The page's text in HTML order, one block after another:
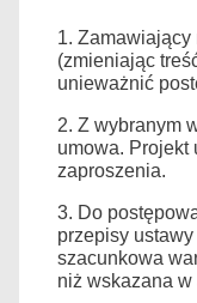
1.
(zmieniając
unieważnić
2. Z wybranym
umowa. Projekt
zaproszenia.
3. Do
przepisy
szacunkowa
niż wskazana w